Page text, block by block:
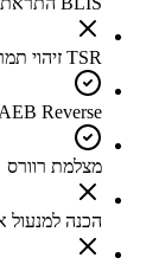
TSR זיהוי תמרורי תנועה
AEB Reverse בלימה אוטונומית בנסיעה לאחור
מצלמת רוורס
הכנה למנעול